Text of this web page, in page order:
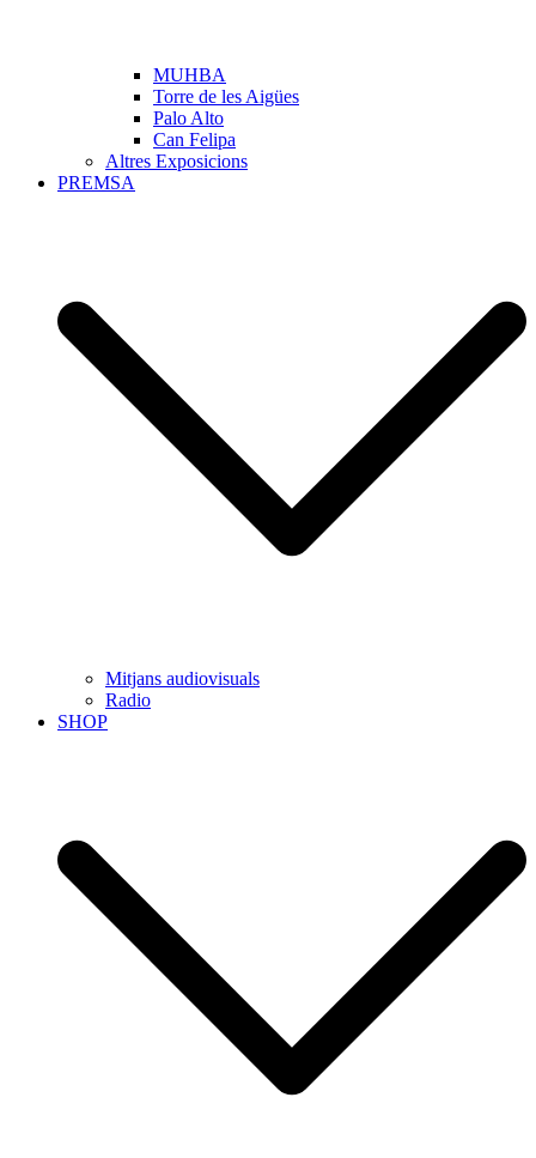
MUHBA
Torre de les Aigües
Palo Alto
Can Felipa
Altres Exposicions
PREMSA
Mitjans audiovisuals
Radio
SHOP